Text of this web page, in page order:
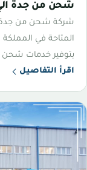
شحن من جدة
شركة شحن من جدة
المتاحة في المملكة
بتوفير خدمات
اقرأ التفاصيل